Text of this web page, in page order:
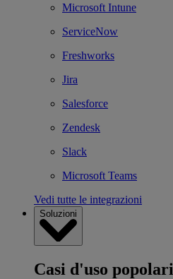
Microsoft Intune
ServiceNow
Freshworks
Jira
Salesforce
Zendesk
Slack
Microsoft Teams
Vedi tutte le integrazioni
Soluzioni
Casi d'uso popolari